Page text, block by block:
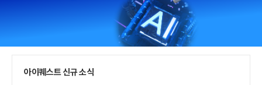
가
기
아이퀘스트 신규 소식